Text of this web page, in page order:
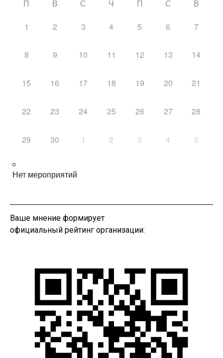
П В С Ч П С В
1 2 3 4 5 6 7
8 9 10 11 12 13 14
15 16 17 18 19 20 21
22 23 24 25 26 27 28
29 30 1 2 3 4 5
Нет мероприятий
Ваше мнение формирует
официальный рейтинг организации: